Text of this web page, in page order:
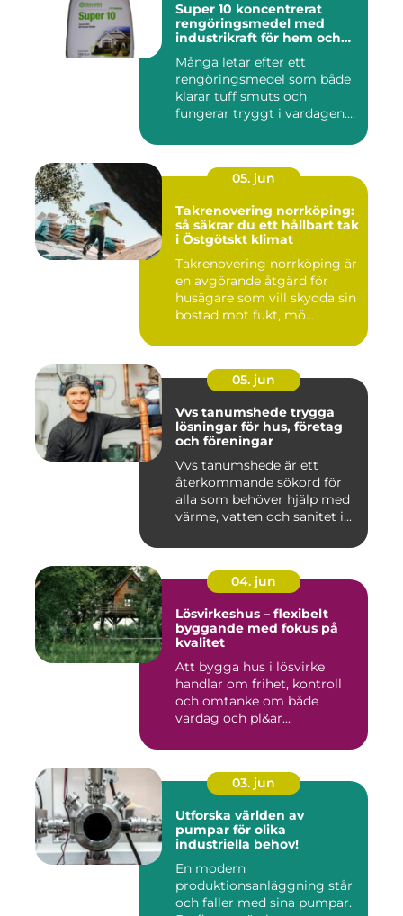
Super 10 koncentrerat
rengöringsmedel med
industrikraft för hem och
Många letar efter ett
rengöringsmedel som både
klarar tuff smuts och
fungerar tryggt i vardagen.
05. jun
Takrenovering norrköping:
så säkrar du ett hållbart tak
i Östgötskt klimat
Takrenovering norrköping är
en avgörande åtgärd för
husägare som vill skydda sin
bostad mot fukt, mö...
05. jun
Vvs tanumshede trygga
lösningar för hus, företag
och föreningar
Vvs tanumshede är ett
återkommande sökord för
alla som behöver hjälp med
värme, vatten och sanitet i...
04. jun
Lösvirkeshus – flexibelt
byggande med fokus på
kvalitet
Att bygga hus i lösvirke
handlar om frihet, kontroll
och omtanke om både
vardag och pl&ar...
03. jun
Utforska världen av
pumpar för olika
industriella behov!
En modern
produktionsanläggning står
och faller med sina pumpar.